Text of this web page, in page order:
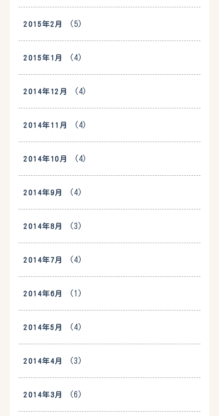
2015年2月 (5)
2015年1月 (4)
2014年12月 (4)
2014年11月 (4)
2014年10月 (4)
2014年9月 (4)
2014年8月 (3)
2014年7月 (4)
2014年6月 (1)
2014年5月 (4)
2014年4月 (3)
2014年3月 (6)